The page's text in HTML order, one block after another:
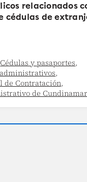
relacionados
cédulas de
Cédulas y pasaportes,
,
de Contratación,
de